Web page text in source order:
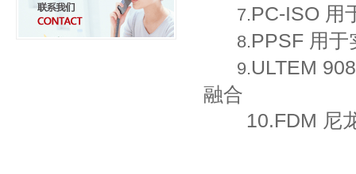
7.PC-ISO 用
8.PPSF 用于
9.ULTEM
融合
10.FDM 尼